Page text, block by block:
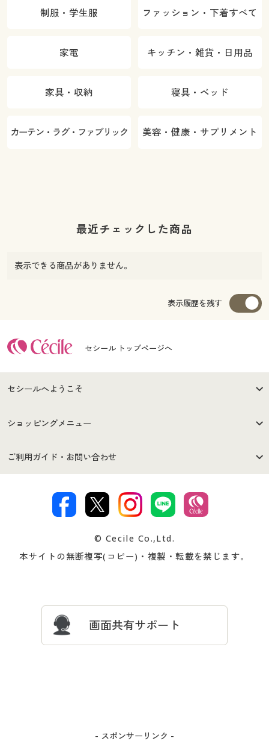
制服・学生服 ファッション・下着すべて
家電 キッチン・雑貨・日用品
家具・収納 寝具・ベッド
カーテン・ラグ・ファブリック 美容・健康・サプリメント
最近チェックした商品
表示できる商品がありません。
表示履歴を残す
セシール トップページへ
セシールへようこそ
はじめての方へ
セシールご利用規約
著作権・商標について 会社案内
ショッピングメニュー
商品カテゴリ
プレゼント＆キャンペーン サイトマップ
ご利用ガイド・お問い合わせ
交換・返品は お支払は
ついて
忘れの場合
© Cecile Co.,Ltd.
本サイトの無断複写(コピー)・複製・転載を禁じます。
画面共有サポート
- スポンサーリンク -